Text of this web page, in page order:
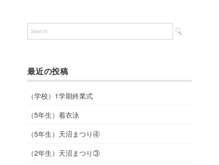
最近の投稿
（学校）1学期終業式
（5年生）着衣泳
（5年生）天沼まつり④
（2年生）天沼まつり③